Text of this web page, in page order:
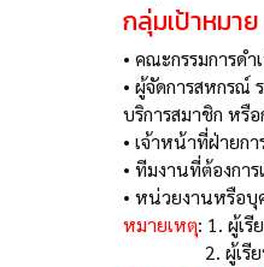
กลุ่มเป้าหมาย
• คณะกรรมการด
• ผู้จัดการสหกรณ์
บริการสมาชิก หรื
• เจ้าหน้าที่ฝ่ายก
• ทีมงานที่ต้องกา
• หน่วยงานหรือบุ
หมายเหตุ: 1. ผู้เ
2. ผู้เรียนจัดเ